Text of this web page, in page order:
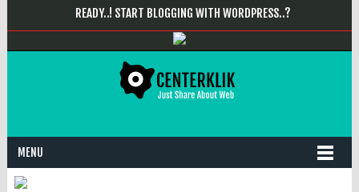
READY..! START BLOGGING WITH WORDPRESS..?
MENU